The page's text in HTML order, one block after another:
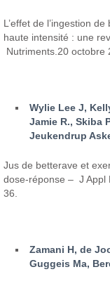
L’effet de l’ingestion
haute intensité : une
Nutriments.20 octobre
Wylie Lee J,
Jamie R., Skiba
Jeukendrup
Jus de betterave et
dose-réponse – J Appl
36.
Zamani H, de
Guggeis Ma,